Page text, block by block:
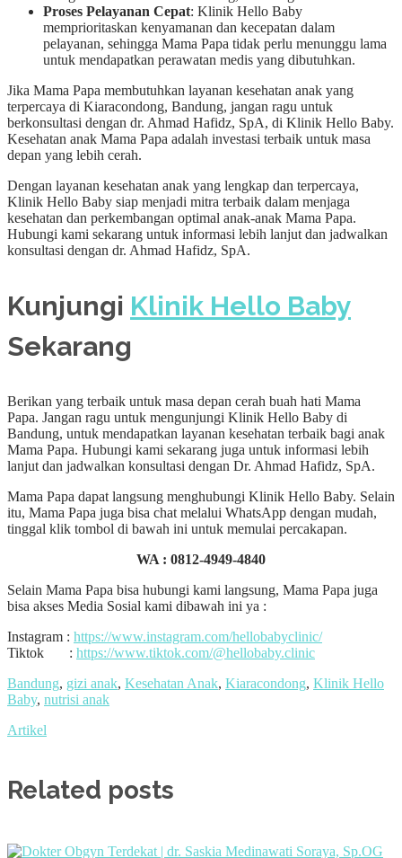
Proses Pelayanan Cepat: Klinik Hello Baby
memprioritaskan kenyamanan dan kecepatan dalam
pelayanan, sehingga Mama Papa tidak perlu menunggu lama
untuk mendapatkan perawatan medis yang dibutuhkan.
Jika Mama Papa membutuhkan layanan kesehatan anak yang
terpercaya di Kiaracondong, Bandung, jangan ragu untuk
berkonsultasi dengan dr. Ahmad Hafidz, SpA, di Klinik Hello Baby.
Kesehatan anak Mama Papa adalah investasi terbaik untuk masa
depan yang lebih cerah.
Dengan layanan kesehatan anak yang lengkap dan terpercaya,
Klinik Hello Baby siap menjadi mitra terbaik dalam menjaga
kesehatan dan perkembangan optimal anak-anak Mama Papa.
Hubungi kami sekarang untuk informasi lebih lanjut dan jadwalkan
konsultasi dengan dr. Ahmad Hafidz, SpA.
Kunjungi Klinik Hello Baby
Sekarang
Berikan yang terbaik untuk masa depan cerah buah hati Mama
Papa. Jangan ragu untuk mengunjungi Klinik Hello Baby di
Bandung, untuk mendapatkan layanan kesehatan terbaik bagi anak
Mama Papa. Hubungi kami sekarang juga untuk informasi lebih
lanjut dan jadwalkan konsultasi dengan Dr. Ahmad Hafidz, SpA.
Mama Papa dapat langsung menghubungi Klinik Hello Baby. Selain
itu, Mama Papa juga bisa chat melalui WhatsApp dengan mudah,
tinggal klik tombol di bawah ini untuk memulai percakapan.
WA : 0812-4949-4840
Selain Mama Papa bisa hubungi kami langsung, Mama Papa juga
bisa akses Media Sosial kami dibawah ini ya :
Instagram : https://www.instagram.com/hellobabyclinic/
Tiktok : https://www.tiktok.com/@hellobaby.clinic
Bandung, gizi anak, Kesehatan Anak, Kiaracondong, Klinik Hello
Baby, nutrisi anak
Artikel
Related posts